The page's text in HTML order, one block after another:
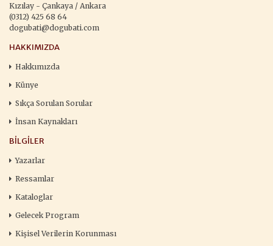
Kızılay - Çankaya / Ankara
(0312) 425 68 64
dogubati@dogubati.com
HAKKIMIZDA
Hakkımızda
Künye
Sıkça Sorulan Sorular
İnsan Kaynakları
BILGILER
Yazarlar
Ressamlar
Kataloglar
Gelecek Program
Kişisel Verilerin Korunması